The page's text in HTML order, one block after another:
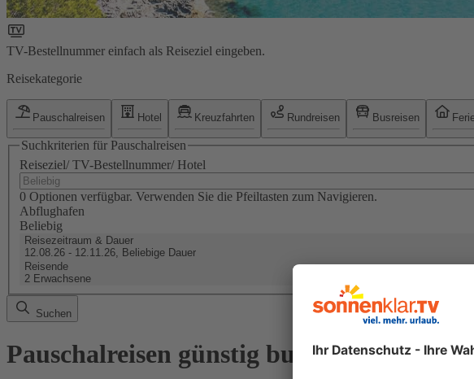
TV-Bestellnummer einfach als Reiseziel eingeben.
Reisekategorie
Pauschalreisen Hotel Kreuzfahrten Rundreisen Busreisen
Suchkriterien für Pauschalreisen
Reiseziel/ TV-Bestellnummer/ Hotel
0 Optionen verfügbar. Verwenden Sie die Pfeiltasten zum Navigieren.
Abflughafen
Beliebig
Reisezeitraum & Dauer
12.08.26 - 12.11.26, Beliebige Dauer
Reisende
2 Erwachsene
Suchen
Pauschalreisen günstig buchen